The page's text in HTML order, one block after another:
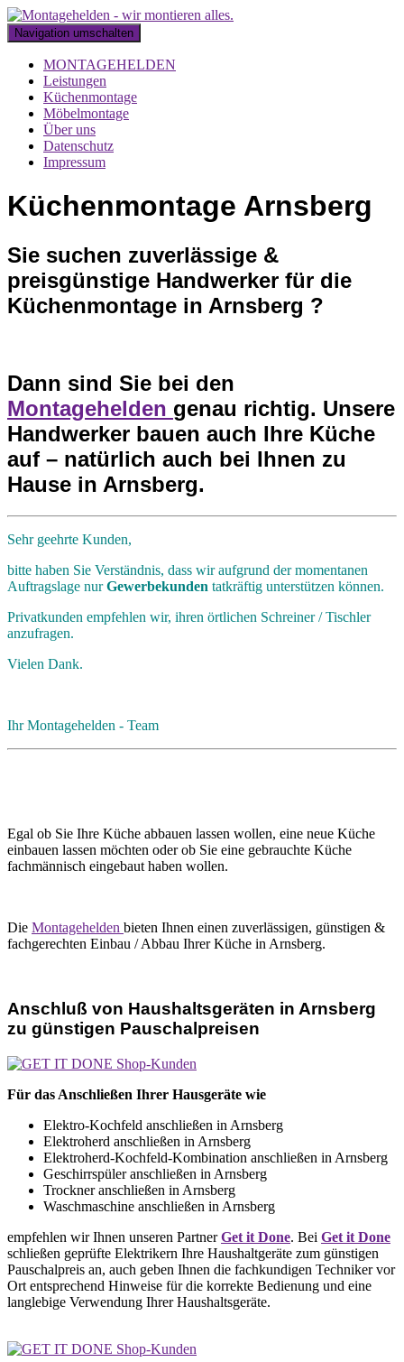
Navigation umschalten
MONTAGEHELDEN
Leistungen
Küchenmontage
Möbelmontage
Über uns
Datenschutz
Impressum
Küchenmontage Arnsberg
Sie suchen zuverlässige &
preisgünstige Handwerker für die
Küchenmontage in Arnsberg ?
Dann sind Sie bei den
Montagehelden genau richtig. Unsere
Handwerker bauen auch Ihre Küche
auf – natürlich auch bei Ihnen zu
Hause in Arnsberg.
Sehr geehrte Kunden,
bitte haben Sie Verständnis, dass wir aufgrund der momentanen
Auftragslage nurGewerbekunden tatkräftig unterstützen können.
Privatkunden empfehlen wir, ihren örtlichen Schreiner / Tischler
anzufragen.
Vielen Dank.
Ihr Montagehelden - Team
Egal ob Sie Ihre Küche abbauen lassen wollen, eine neue Küche
einbauen lassen möchten oder ob Sie eine gebrauchte Küche
fachmännisch eingebaut haben wollen.
Die Montagehelden bieten Ihnen einen zuverlässigen, günstigen &
fachgerechten Einbau / Abbau Ihrer Küche in Arnsberg.
Anschluß von Haushaltsgeräten in Arnsberg
zu günstigen Pauschalpreisen
Für das Anschließen Ihrer Hausgeräte wie
Elektro-Kochfeld anschließen in Arnsberg
Elektroherd anschließen in Arnsberg
Elektroherd-Kochfeld-Kombination anschließen in Arnsberg
Geschirrspüler anschließen in Arnsberg
Trockner anschließen in Arnsberg
Waschmaschine anschließen in Arnsberg
empfehlen wir Ihnen unseren PartnerGet it Done. Bei Get it Done
schließen geprüfte Elektrikern Ihre Haushaltgeräte zum günstigen
Pauschalpreis an, auch geben Ihnen die fachkundigen Techniker vor
Ort entsprechend Hinweise für die korrekte Bedienung und eine
langlebige Verwendung Ihrer Haushaltsgeräte.